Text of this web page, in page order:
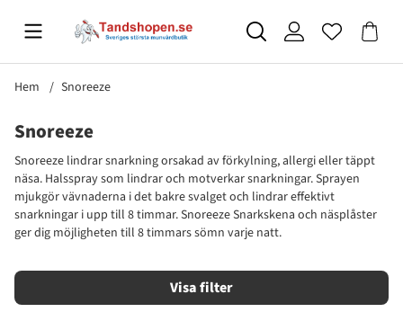
Hem Snoreeze
Snoreeze
Snoreeze lindrar snarkning orsakad av förkylning, allergi eller täppt
näsa. Halsspray som lindrar och motverkar snarkningar. Sprayen
mjukgör vävnaderna i det bakre svalget och lindrar effektivt
snarkningar i upp till 8 timmar. SnoreezeSnarkskena och näsplåster
ger dig möjligheten till 8 timmars sömn varje natt.
Filtrera